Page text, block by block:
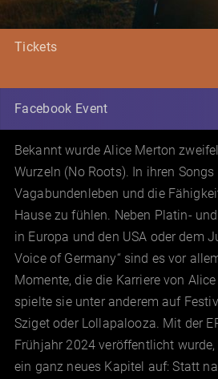
Tickets
Facebook Event
Bekannt wurde Alice Merton
Wurzeln (No Roots). In ihren
Vagabundenleben und die
Hause zu fühlen. Neben Platin-
in Europa und den USA oder dem
Voice of Germany“ sind es vor
Momente, die die Karriere von
spielte sie unter anderem auf
Sziget oder Lollapalooza. Mit der
Frühjahr 2024 veröffentlicht
ein ganz neues Kapitel auf: Statt